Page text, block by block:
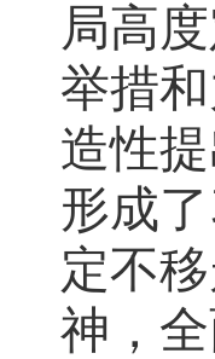
局高
举措
造性
形成
定不
神，